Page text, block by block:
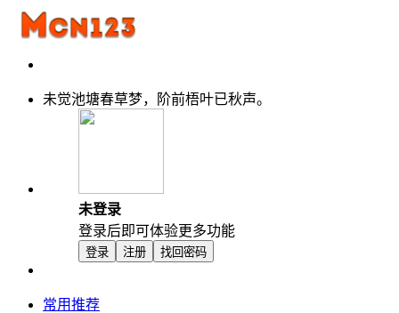
未觉池塘春草梦，阶前梧叶已秋声。
未登录
登录后即可体验更多功能
登录 注册 找回密码
常用推荐